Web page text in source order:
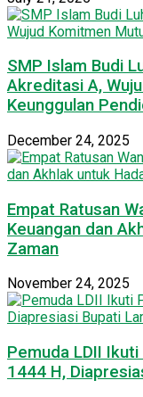
SMP Islam Budi
Akreditasi A,
Keunggulan
December 24, 2025
Empat Ratusan
Keuangan dan
Zaman
November 24, 2025
Pemuda LDII
1444 H,